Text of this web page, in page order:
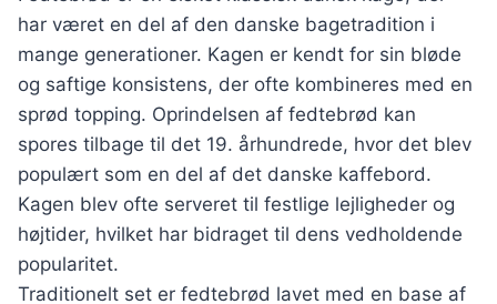
har været en del af den danske bagetradition i
mange generationer. Kagen er kendt for sin bløde
og saftige konsistens, der ofte kombineres med en
sprød topping. Oprindelsen af fedtebrød kan
spores tilbage til det 19. århundrede, hvor det blev
populært som en del af det danske kaffebord.
Kagen blev ofte serveret til festlige lejligheder og
højtider, hvilket har bidraget til dens vedholdende
popularitet.
Traditionelt set er fedtebrød lavet med en base af